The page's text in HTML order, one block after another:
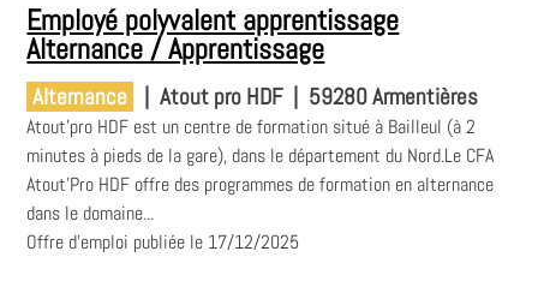
Employé polyvalent apprentissage
Alternance / Apprentissage
Alternance | Atout pro HDF | 59280 Armentières
Atout'pro HDF est un centre de formation situé à Bailleul (à 2
minutes à pieds de la gare), dans le département du Nord.Le CFA
Atout'Pro HDF offre des programmes de formation en alternance
dans le domaine...
Offre d'emploi publiée le 17/12/2025